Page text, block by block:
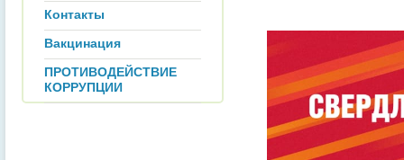
Контакты
Вакцинация
ПРОТИВОДЕЙСТВИЕ
КОРРУПЦИИ